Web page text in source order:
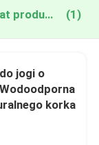
natural cork eco friendly yoga mat produkcja online (1)
jogi o
korka